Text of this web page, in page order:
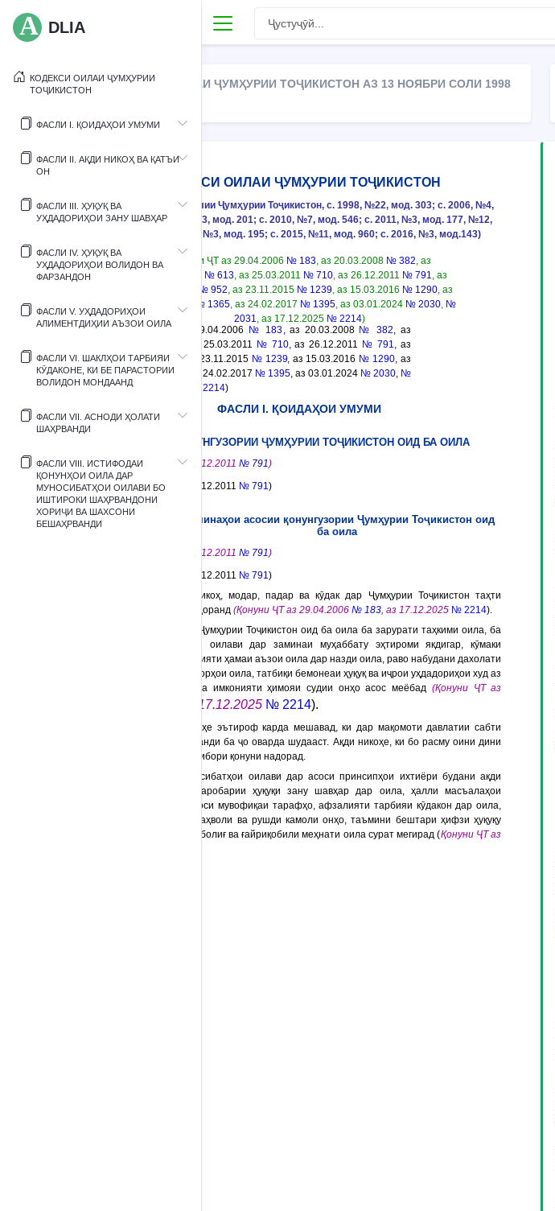
DLIA
КОДЕКСИ ОИЛАИ ҶУМҲУРИИ
ТОҶИКИСТОН
ФАСЛИ I. ҚОИДАҲОИ УМУМИ
ФАСЛИ II. АҚДИ НИКОҲ ВА ҚАТЪИ
ОН
ФАСЛИ III. ҲУҚУҚ ВА
УҲДАДОРИҲОИ ЗАНУ ШАВҲАР
ФАСЛИ IV. ҲУҚУҚ ВА
УҲДАДОРИҲОИ ВОЛИДОН ВА
ФАРЗАНДОН
ФАСЛИ V. УҲДАДОРИҲОИ
АЛИМЕНТДИҲИИ АЪЗОИ ОИЛА
ФАСЛИ VI. ШАКЛҲОИ ТАРБИЯИ
КӮДАКОНЕ, КИ БЕ ПАРАСТОРИИ
ВОЛИДОН МОНДААНД
ФАСЛИ VII. АСНОДИ ҲОЛАТИ
ШАҲРВАНДИ
ФАСЛИ VIII. ИСТИФОДАИ
ҚОНУНҲОИ ОИЛА ДАР
МУНОСИБАТҲОИ ОИЛАВИ БО
ИШТИРОКИ ШАҲРВАНДОНИ
ХОРИҶИ ВА ШАХСОНИ
БЕШАҲРВАНДИ
КОДЕКСИ ОИЛАИ ҶУМҲУРИИ ТОҶИКИСТОН АЗ 13 НОЯБРИ СОЛИ 1998
КОДЕКСИ ОИЛАИ ҶУМҲУРИИ ТОҶИКИСТОН
(Ахбори Маҷлиси Олии Ҷумҳурии Тоҷикистон, с. 1998, №22, мод. 303; с. 2006, №4,
мод. 196; с. 2008, №3, мод. 201; с. 2010, №7, мод. 546; с. 2011, №3, мод. 177, №12,
мод. 855; с. 2013, №3, мод. 195; с. 2015, №11, мод. 960; с. 2016, №3, мод.143)
(Қонуни ҶТ аз 29.04.2006 № 183, аз 20.03.2008 № 382, аз
№ 613, аз 25.03.2011 № 710, аз 26.12.2011 № 791, аз
№ 952, аз 23.11.2015 № 1239, аз 15.03.2016 № 1290, аз
№ 1365, аз 24.02.2017 № 1395, аз 03.01.2024 № 2030, №
2031, аз 17.12.2025 № 2214)
(Қонуни ҶТ аз 29.04.2006
№ 183, аз 20.03.2008 № 382, аз
, аз 25.03.2011 № 710, аз 26.12.2011 № 791, аз
19.03.2013№ 952, аз 23.11.2015 № 1239, аз 15.03.2016 № 1290, аз
14.11.2016№ 1365 , аз 24.02.2017 № 1395, аз 03.01.2024 № 2030, №
2031, аз 17.12.2025 № 2214)
ФАСЛИ I. ҚОИДАҲОИ УМУМИ
БОБИ 1. ҚОНУНГУЗОРИИ ҶУМҲУРИИ ТОҶИКИСТОН ОИД БА ОИЛА
(Қонуни ҶТ аз 26.12.2011 № 791)
(Қонуни ҶТ аз 26.12.2011 № 791)
Моддаи 1. Заминаҳои асосии қонунгузории Ҷумҳурии Тоҷикистон оид
ба оила
(Қонуни ҶТ аз 26.12.2011 № 791)
(Қонуни ҶТ аз 26.12.2011 № 791)
1. Оила, ақди никоҳ, модар, падар ва кӯдак дар Ҷумҳурии Тоҷикистон таҳти
ҳимояи давлат қарор доранд (Қонуни ҶТ аз 29.04.2006 № 183, аз 17.12.2025 № 2214).
2. Қонунгузории Ҷумҳурии Тоҷикистон оид ба оила ба зарурати таҳкими оила, ба
бунёди муносибатҳои оилави дар заминаи муҳаббату эҳтироми якдигар, кӯмаки
мутақобила ва масъулияти ҳамаи аъзои оила дар назди оила, раво набудани дахолати
беасоси ҳар шахс ба корҳои оила, татбиқи бемонеаи ҳуқуқ ва иҷрои уҳдадориҳои худ аз
ҷониби аъзои оила ва имконияти ҳимояи судии онҳо асос меёбад (Қонуни ҶТ аз
з 17.12.2025 № 2214).
3. Танҳо он никоҳе эътироф карда мешавад, ки дар мақомоти давлатии сабти
асноди ҳолати шаҳрванди ба ҷо оварда шудааст. Ақди никоҳе, ки бо расму оини дини
сурат гирифтааст, эътибори қонуни надорад.
4. Танзими муносибатҳои оилави дар асоси принсипҳои ихтиёри будани ақди
никоҳи марду зан, баробарии ҳуқуқи зану шавҳар дар оила, ҳалли масъалаҳои
дохилиоилави дар асоси мувофиқаи тарафҳо, афзалияти тарбияи кӯдакон дар оила,
ғамхори нисбати некӯаҳволи ва рушди камоли онҳо, таъмини бештари ҳифзи ҳуқуқу
манфиатҳои аъзои ноболиғ ва ғайриқобили меҳнати оила сурат мегирад (Қонуни ҶТ аз